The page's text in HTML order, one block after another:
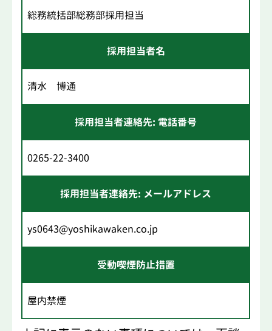
総務統括部総務部採用担当
採用担当者名
清水 博通
採用担当者連絡先: 電話番号
0265-22-3400
採用担当者連絡先: メールアドレス
ys0643@yoshikawaken.co.jp
受動喫煙防止措置
屋内禁煙